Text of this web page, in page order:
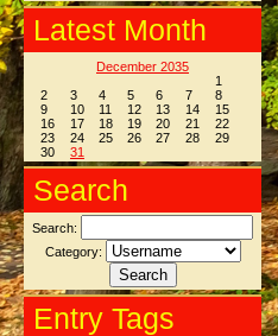
Latest Month
December 2035
1
2
3 4 5 6 7
8
9
10 11 12 13 14
15
16
17 18 19 20 21
22
23
24 25 26 27 28
29
30
31
Search
Search:
Category:
Entry Tags